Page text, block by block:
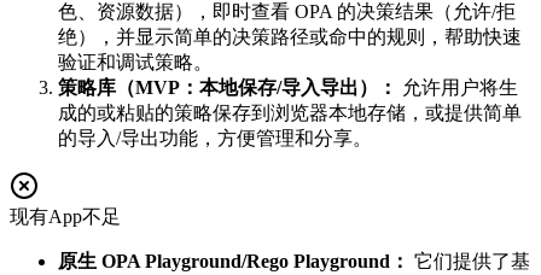
色、资源数据），即时查看 OPA 的决策结果（允许/拒
绝），并显示简单的决策路径或命中的规则，帮助快速
验证和调试策略。
策略库（MVP：本地保存/导入导出）：
允许用户将生
成的或粘贴的策略保存到浏览器本地存储，或提供简单
的导入/导出功能，方便管理和分享。
现有App不足
原生 OPA Playground/Rego Playground： 它们提供了基